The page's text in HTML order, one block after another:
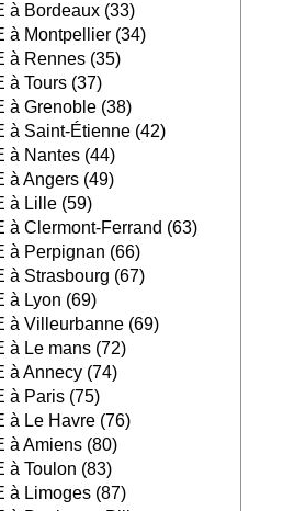
à Bordeaux (33)
à Montpellier (34)
à Rennes (35)
à Tours (37)
à Grenoble (38)
à Saint-Étienne (42)
à Nantes (44)
à Angers (49)
à Lille (59)
à Clermont-Ferrand (63)
à Perpignan (66)
à Strasbourg (67)
à Lyon (69)
à Villeurbanne (69)
à Le mans (72)
à Annecy (74)
à Paris (75)
à Le Havre (76)
à Amiens (80)
à Toulon (83)
à Limoges (87)